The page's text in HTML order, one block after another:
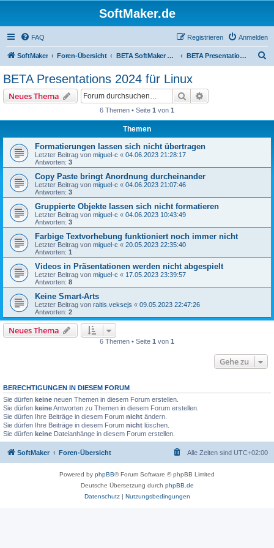
SoftMaker.de
FAQ Anmelden
Registrieren
SoftMaker Foren-Übersicht BETA SoftMaker Office 2024 für Linux BETA Presentations 2024 für Linux
BETA Presentations 2024 für Linux
Neues Thema Suche
6 Themen • Seite 1 von 1
Themen
Formatierungen lassen sich nicht übertragen
Letzter Beitrag von miguel-c « 04.06.2023 21:28:17
Antworten: 3
Copy Paste bringt Anordnung durcheinander
Letzter Beitrag von miguel-c « 04.06.2023 21:07:46
Antworten: 3
Gruppierte Objekte lassen sich nicht formatieren
Letzter Beitrag von miguel-c « 04.06.2023 10:43:49
Antworten: 3
Farbige Textvorhebung funktioniert noch immer nicht
Letzter Beitrag von miguel-c « 20.05.2023 22:35:40
Antworten: 1
Videos in Präsentationen werden nicht abgespielt
Letzter Beitrag von miguel-c « 17.05.2023 23:39:57
Antworten: 8
Keine Smart-Arts
Letzter Beitrag von raitis.veksejs « 09.05.2023 22:47:26
Antworten: 2
Neues Thema
6 Themen • Seite 1 von 1
Gehe zu
BERECHTIGUNGEN IN DIESEM FORUM
Sie dürfen keine neuen Themen in diesem Forum erstellen.
Sie dürfen keineAntworten zu Themen in diesem Forum erstellen.
Sie dürfen Ihre Beiträge in diesem Forum nicht ändern.
Sie dürfen Ihre Beiträge in diesem Forum nicht löschen.
Sie dürfen keine Dateianhänge in diesem Forum erstellen.
SoftMaker Foren-Übersicht Alle Zeiten sind UTC+02:00
Powered by phpBB® Forum Software © phpBB Limited
Deutsche Übersetzung durch phpBB.de
Datenschutz| Nutzungsbedingungen